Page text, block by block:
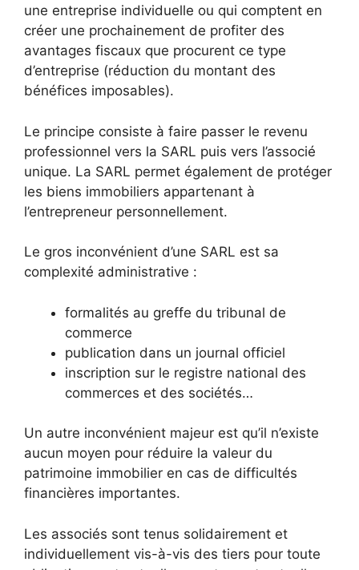
une entreprise individuelle ou qui comptent en
créer une prochainement de profiter des
avantages fiscaux que procurent ce type
d’entreprise (réduction du montant des
bénéfices imposables).
Le principe consiste à faire passer le revenu
professionnel vers la SARL puis vers l’associé
unique. La SARL permet également de protéger
les biens immobiliers appartenant à
l’entrepreneur personnellement.
Le gros inconvénient d’une SARL est sa
complexité administrative :
formalités au greffe du tribunal de
commerce
publication dans un journal officiel
inscription sur le registre national des
commerces et des sociétés…
Un autre inconvénient majeur est qu’il n’existe
aucun moyen pour réduire la valeur du
patrimoine immobilier en cas de difficultés
financières importantes.
Les associés sont tenus solidairement et
individuellement vis-à-vis des tiers pour toute